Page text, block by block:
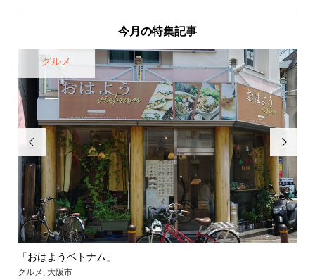
今月の特集記事

「おはようベトナム」
グルメ , 大阪市
グルメ
